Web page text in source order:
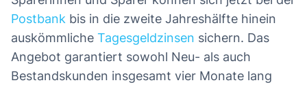
Postbank bis in die zweite Jahreshälfte hinein
auskömmliche Tagesgeldzinsen sichern. Das
Angebot garantiert sowohl Neu- als auch
Bestandskunden insgesamt vier Monate lang